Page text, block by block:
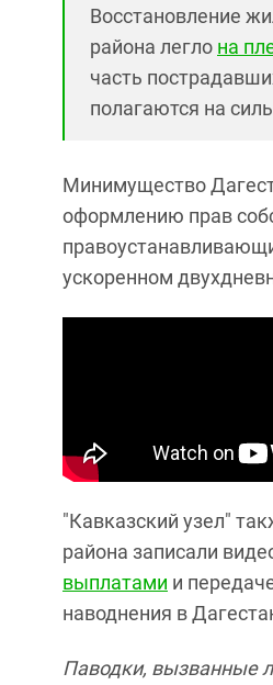
Восстановление
района легло на
часть
полагаются на
Минимущество
оформлению прав
ускоренном
"Кавказский узел"
района записали
выплатами и
наводнения в
Паводки, вызванные